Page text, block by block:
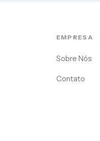
EMPRESA
Sobre Nós
Contato